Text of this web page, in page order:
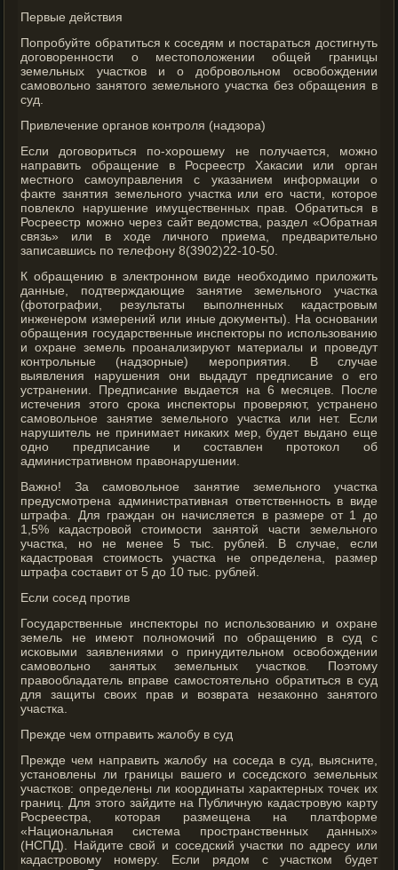
Первые действия
Попробуйте обратиться к соседям и постараться достигнуть
договоренности о местоположении общей границы
земельных участков и о добровольном освобождении
самовольно занятого земельного участка без обращения в
суд.
Привлечение органов контроля (надзора)
Если договориться по-хорошему не получается, можно
направить обращение в Росреестр Хакасии или орган
местного самоуправления с указанием информации о
факте занятия земельного участка или его части, которое
повлекло нарушение имущественных прав. Обратиться в
Росреестр можно через сайт ведомства, раздел «Обратная
связь» или в ходе личного приема, предварительно
записавшись по телефону 8(3902)22-10-50.
К обращению в электронном виде необходимо приложить
данные, подтверждающие занятие земельного участка
(фотографии, результаты выполненных кадастровым
инженером измерений или иные документы). На основании
обращения государственные инспекторы по использованию
и охране земель проанализируют материалы и проведут
контрольные (надзорные) мероприятия. В случае
выявления нарушения они выдадут предписание о его
устранении. Предписание выдается на 6 месяцев. После
истечения этого срока инспекторы проверяют, устранено
самовольное занятие земельного участка или нет. Если
нарушитель не принимает никаких мер, будет выдано еще
одно предписание и составлен протокол об
административном правонарушении.
Важно! За самовольное занятие земельного участка
предусмотрена административная ответственность в виде
штрафа. Для граждан он начисляется в размере от 1 до
1,5% кадастровой стоимости занятой части земельного
участка, но не менее 5 тыс. рублей. В случае, если
кадастровая стоимость участка не определена, размер
штрафа составит от 5 до 10 тыс. рублей.
Если сосед против
Государственные инспекторы по использованию и охране
земель не имеют полномочий по обращению в суд с
исковыми заявлениями о принудительном освобождении
самовольно занятых земельных участков. Поэтому
правообладатель вправе самостоятельно обратиться в суд
для защиты своих прав и возврата незаконно занятого
участка.
Прежде чем отправить жалобу в суд
Прежде чем направить жалобу на соседа в суд, выясните,
установлены ли границы вашего и соседского земельных
участков: определены ли координаты характерных точек их
границ. Для этого зайдите на Публичную кадастровую карту
Росреестра, которая размещена на платформе
«Национальная система пространственных данных»
(НСПД). Найдите свой и соседский участки по адресу или
кадастровому номеру. Если рядом с участком будет